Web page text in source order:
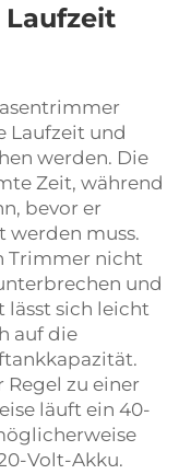
Laufzeit und
werden. Die
Zeit, während
bevor er
werden muss.
Trimmer nicht
und
lässt sich leicht
auf die
Regel zu einer
läuft ein 40-
Volt-Akku.